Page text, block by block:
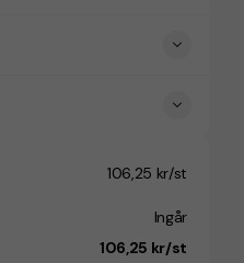
106,25 kr/st
Ingår
106,25 kr/st